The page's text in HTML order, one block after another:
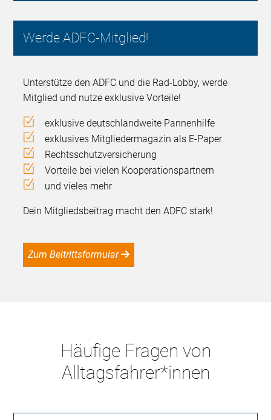
Werde ADFC-Mitglied!
Unterstütze den ADFC und die Rad-Lobby, werde
Mitglied und nutze exklusive Vorteile!
exklusive deutschlandweite Pannenhilfe
exklusives Mitgliedermagazin als E-Paper
Rechtsschutzversicherung
Vorteile bei vielen Kooperationspartnern
und vieles mehr
Dein Mitgliedsbeitrag macht den ADFC stark!
Zum Beitrittsformular
Häufige Fragen von
Alltagsfahrer*innen